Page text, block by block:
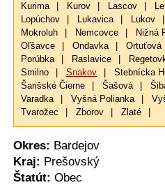
Kurima
Kurov Lascov
Lopúchov
Lukavica Lukov
Mokroluh
Nemcovce
Nižná
Oľšavce
Ondavka
Ortuťová
Porúbka
Raslavice
Smilno
Snakov
Stebnícka
Šarišské Čierne
Šašová
Varadka
Vyšná Polianka
Tvarožec
Zborov Zlaté
Okres: Bardejov
Kraj: Prešovský
Štatút: Obec